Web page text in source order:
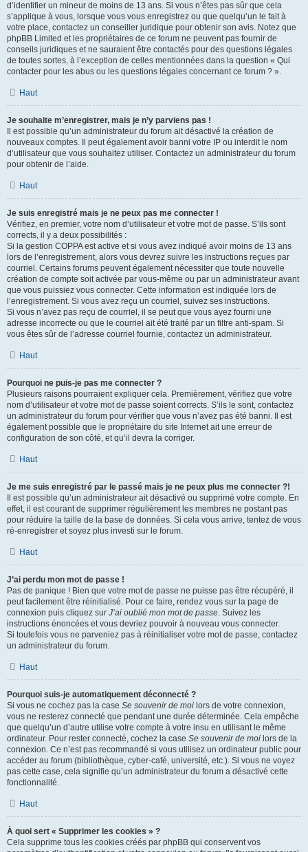
d’identifier un mineur de moins de 13 ans. Si vous n’êtes pas sûr que cela
s’applique à vous, lorsque vous vous enregistrez ou que quelqu’un le fait à
votre place, contactez un conseiller juridique pour obtenir son avis. Notez que
phpBB Limited et les propriétaires de ce forum ne peuvent pas fournir de
conseils juridiques et ne sauraient être contactés pour des questions légales
de toutes sortes, à l’exception de celles mentionnées dans la question « Qui
contacter pour les abus ou les questions légales concernant ce forum ? ».
Haut
Je souhaite m’enregistrer, mais je n’y parviens pas !
Il est possible qu’un administrateur du forum ait désactivé la création de
nouveaux comptes. Il peut également avoir banni votre IP ou interdit le nom
d’utilisateur que vous souhaitez utiliser. Contactez un administrateur du forum
pour obtenir de l’aide.
Haut
Je suis enregistré mais je ne peux pas me connecter !
Vérifiez, en premier, votre nom d’utilisateur et votre mot de passe. S’ils sont
corrects, il y a deux possibilités :
Si la gestion COPPA est active et si vous avez indiqué avoir moins de 13 ans
lors de l’enregistrement, alors vous devrez suivre les instructions reçues par
courriel. Certains forums peuvent également nécessiter que toute nouvelle
création de compte soit activée par vous-même ou par un administrateur avant
que vous puissiez vous connecter. Cette information est indiquée lors de
l’enregistrement. Si vous avez reçu un courriel, suivez ses instructions.
Si vous n’avez pas reçu de courriel, il se peut que vous ayez fourni une
adresse incorrecte ou que le courriel ait été traité par un filtre anti-spam. Si
vous êtes sûr de l’adresse courriel fournie, contactez un administrateur.
Haut
Pourquoi ne puis-je pas me connecter ?
Plusieurs raisons pourraient expliquer cela. Premièrement, vérifiez que votre
nom d’utilisateur et votre mot de passe soient corrects. S’ils le sont, contactez
un administrateur du forum pour vérifier que vous n’avez pas été banni. Il est
également possible que le propriétaire du site Internet ait une erreur de
configuration de son côté, et qu’il devra la corriger.
Haut
Je me suis enregistré par le passé mais je ne peux plus me connecter ?!
Il est possible qu’un administrateur ait désactivé ou supprimé votre compte. En
effet, il est courant de supprimer régulièrement les membres ne postant pas
pour réduire la taille de la base de données. Si cela vous arrive, tentez de vous
ré-enregistrer et soyez plus investi sur le forum.
Haut
J’ai perdu mon mot de passe !
Pas de panique ! Bien que votre mot de passe ne puisse pas être récupéré, il
peut facilement être réinitialisé. Pour ce faire, rendez vous sur la page de
connexion puis cliquez sur J’ai oublié mon mot de passe. Suivez les
instructions énoncées et vous devriez pouvoir à nouveau vous connecter.
Si toutefois vous ne parveniez pas à réinitialiser votre mot de passe, contactez
un administrateur du forum.
Haut
Pourquoi suis-je automatiquement déconnecté ?
Si vous ne cochez pas la case Se souvenir de moi lors de votre connexion,
vous ne resterez connecté que pendant une durée déterminée. Cela empêche
que quelqu’un d’autre utilise votre compte à votre insu en utilisant le même
ordinateur. Pour rester connecté, cochez la case Se souvenir de moi lors de la
connexion. Ce n’est pas recommandé si vous utilisez un ordinateur public pour
accéder au forum (bibliothèque, cyber-café, université, etc.). Si vous ne voyez
pas cette case, cela signifie qu’un administrateur du forum a désactivé cette
fonctionnalité.
Haut
À quoi sert « Supprimer les cookies » ?
Cela supprime tous les cookies créés par phpBB qui conservent vos